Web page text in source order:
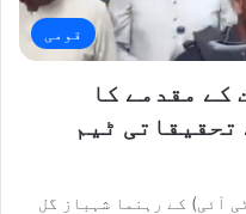
قومی
کے مقدمے کا
ٹیم
آئی) کے رہنما شہباز گل